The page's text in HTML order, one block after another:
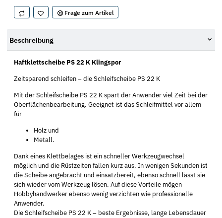
Frage zum Artikel
Beschreibung
Haftklettscheibe PS 22 K Klingspor
Zeitsparend schleifen – die Schleifscheibe PS 22 K
Mit der Schleifscheibe PS 22 K spart der Anwender viel Zeit bei der
Oberflächenbearbeitung. Geeignet ist das Schleifmittel vor allem
für
Holz und
Metall.
Dank eines Klettbelages ist ein schneller Werkzeugwechsel
möglich und die Rüstzeiten fallen kurz aus. In wenigen Sekunden ist
die Scheibe angebracht und einsatzbereit, ebenso schnell lässt sie
sich wieder vom Werkzeug lösen. Auf diese Vorteile mögen
Hobbyhandwerker ebenso wenig verzichten wie professionelle
Anwender.
Die Schleifscheibe PS 22 K – beste Ergebnisse, lange Lebensdauer